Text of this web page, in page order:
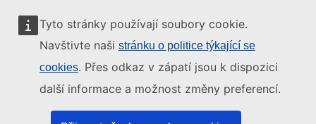
Tyto stránky používají soubory cookie.
Navštivte naši stránku o politice týkající se
cookies. Přes odkaz v zápatí jsou k dispozici
další informace a možnost změny preferencí.
Osobně, v kontaktním místě EU
Vyhledávání informačních kanálů EU v sociálních médiích